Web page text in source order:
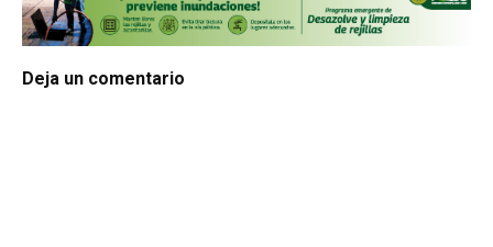
Deja un comentario